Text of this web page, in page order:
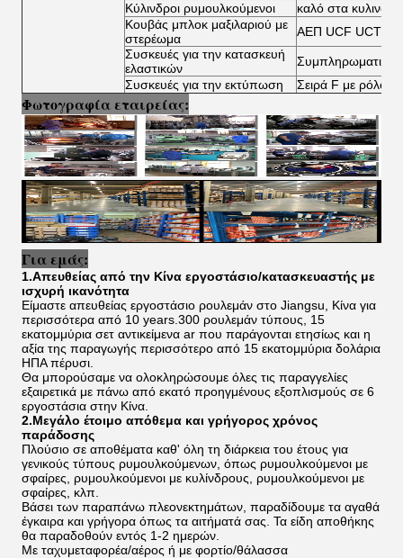
Κύλινδροι ρυμουλκούμενοι
καλό στα
Κουβάς μπλοκ μαξιλαριού με
στερέωμα
ΑΕΠ UCF UCT
Συσκευές για την κατασκευή
ελαστικών
Συσκευές για την εκτύπωση
Σειρά F με ρόλο
Φωτογραφία εταιρείας:
Για εμάς:
1.Απευθείας από την Κίνα εργοστάσιο/κατασκευαστής με
ισχυρή ικανότητα
Είμαστε απευθείας εργοστάσιο ρουλεμάν στο Jiangsu, Κίνα για
περισσότερα από 10 years.300 ρουλεμάν τύπους, 15
εκατομμύρια σετ αντικείμενα ar που παράγονται ετησίως και η
αξία της παραγωγής περισσότερο από 15 εκατομμύρια δολάρια
ΗΠΑ πέρυσι.
Θα μπορούσαμε να ολοκληρώσουμε όλες τις παραγγελίες
εξαιρετικά με πάνω από εκατό προηγμένους εξοπλισμούς σε 6
εργοστάσια στην Κίνα.
2.Μεγάλο έτοιμο απόθεμα και γρήγορος χρόνος
παράδοσης
Πλούσιο σε αποθέματα καθ' όλη τη διάρκεια του έτους για
γενικούς τύπους ρυμουλκούμενων, όπως ρυμουλκούμενοι με
σφαίρες, ρυμουλκούμενοι με κυλίνδρους, ρυμουλκούμενοι με
σφαίρες, κλπ.
Βάσει των παραπάνω πλεονεκτημάτων, παραδίδουμε τα αγαθά
έγκαιρα και γρήγορα όπως τα αιτήματά σας. Τα είδη αποθήκης
θα παραδοθούν εντός 1-2 ημερών.
Με ταχυμεταφορέα/αέρος ή με φορτίο/θάλασσα